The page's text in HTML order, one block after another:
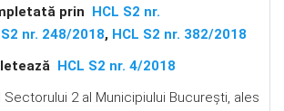
prin HCL S2 nr.
nr. 248/2018, HCL S2 nr. 382/2018
HCL S2 nr. 4/2018
Sectorului 2 al Municipiului Bucureşti, ales